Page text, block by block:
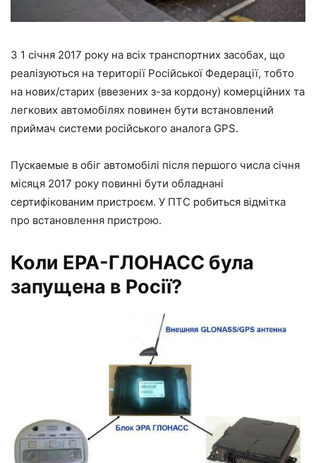
З 1 січня 2017 року на всіх транспортних засобах, що
реалізуються на території Російської Федерації, тобто
на нових/старих (ввезених з-за кордону) комерційних та
легкових автомобілях повинен бути встановлений
приймач системи російського аналога GPS.
Пускаемые в обіг автомобілі після першого числа січня
місяця 2017 року повинні бути обладнані
сертифікованим пристроєм. У ПТС робиться відмітка
про встановлення пристрою.
Коли ЕРА-ГЛОНАСС була
запущена в Росії?